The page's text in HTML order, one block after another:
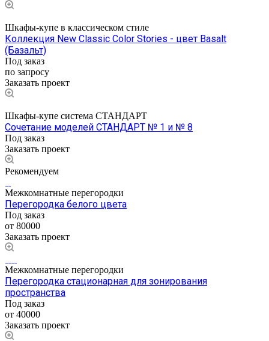
Шкафы-купе в классическом стиле
Коллекция New Classic Color Stories - цвет Basalt
(Базальт)
Под заказ
по запросу
Заказать проект
Шкафы-купе система СТАНДАРТ
Сочетание моделей СТАНДАРТ № 1 и № 8
Под заказ
Заказать проект
Рекомендуем
Межкомнатные перегородки
Перегородка белого цвета
Под заказ
от 80000
Заказать проект
Межкомнатные перегородки
Перегородка стационарная для зонирования
пространства
Под заказ
от 40000
Заказать проект